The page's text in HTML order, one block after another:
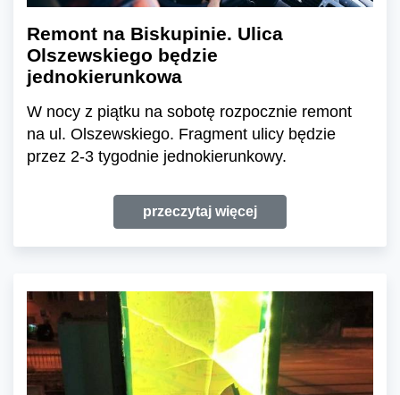
Remont na Biskupinie. Ulica
Olszewskiego będzie
jednokierunkowa
W nocy z piątku na sobotę rozpocznie remont
na ul. Olszewskiego. Fragment ulicy będzie
przez 2-3 tygodnie jednokierunkowy.
przeczytaj więcej